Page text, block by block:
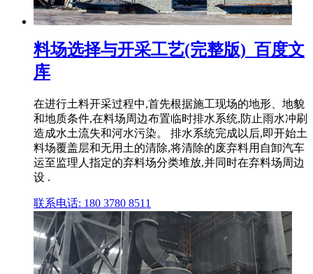
料场选择与开采工艺(完整版)_百度文
库
在进行土料开采过程中,首先根据施工现场的地形、地貌
和地质条件,在料场周边布置临时排水系统,防止雨水冲刷
造成水土流失和河水污染。 排水系统完成以后,即开始土
料场覆盖层和无用土的清除,将清除的废弃料用自卸汽车
运至监理人指定的弃料场分类堆放,并同时在弃料场周边
设 .
联系电话: 180 3780 8511